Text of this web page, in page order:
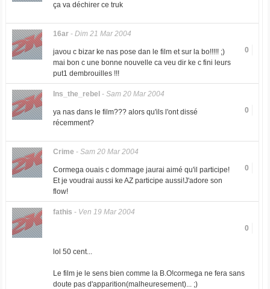
ça va déchirer ce truk
16ar- Dim 21 Mar 2004
0
javou c bizar ke nas pose dan le film et sur la bo!!!!! ;)
mai bon c une bonne nouvelle ca veu dir ke c fini leurs
put1 dembrouilles !!!
Ins_the_rebel - Sam 20 Mar 2004
0
ya nas dans le film??? alors qu'ils l'ont dissé
récemment?
Crime - Sam 20 Mar 2004
0
Cormega ouais c dommage jaurai aimé qu'il participe!
Et je voudrai aussi ke AZ participe aussi!J'adore son
flow!
fathis - Ven 19 Mar 2004
0
lol 50 cent...
Le film je le sens bien comme la B.O!cormega ne fera sans
doute pas d'apparition(malheuresement)... ;)